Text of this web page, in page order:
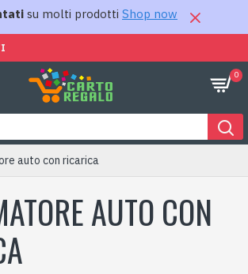
su molti prodotti Shop now
0
auto con ricarica
AUTO CON